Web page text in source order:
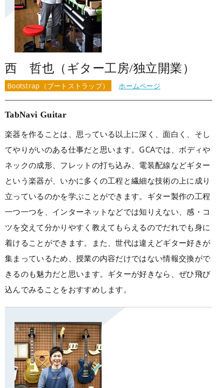
西 哲也（ギター工房/独立開業）
Bootstrap（ブートストラップ） ホームページ
TabNavi Guitar
楽器を作ることは、思っている以上に深く、面白く、そし
てやりがいのある仕事だと思います。GCAでは、ボディや
ネックの成形、フレットの打ち込み、電装配線などギター
という楽器が、いかに多くの工程と繊細な技術の上に成り
立っているのかを学ぶことができます。ギター製作の工程
一つ一つを、インターネットなどでは知りえない、感・コ
ツを交えて分かりやすく教えてもらえるのでだれでも身に
着けることができます。また、世代は違えどギター好きが
集まっているため、授業の内容だけではない情報交換がで
きるのも魅力だと思います。ギターが好きなら、ぜひ飛び
込んでみることをおすすめします。